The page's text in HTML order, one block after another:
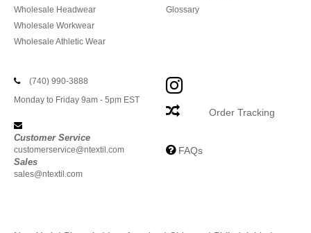
Wholesale Headwear
Wholesale Workwear
Wholesale Athletic Wear
Glossary
(740) 990-3888
Monday to Friday 9am - 5pm EST
Customer Service
customerservice@ntextil.com
Sales
sales@ntextil.com
Order Tracking
FAQs